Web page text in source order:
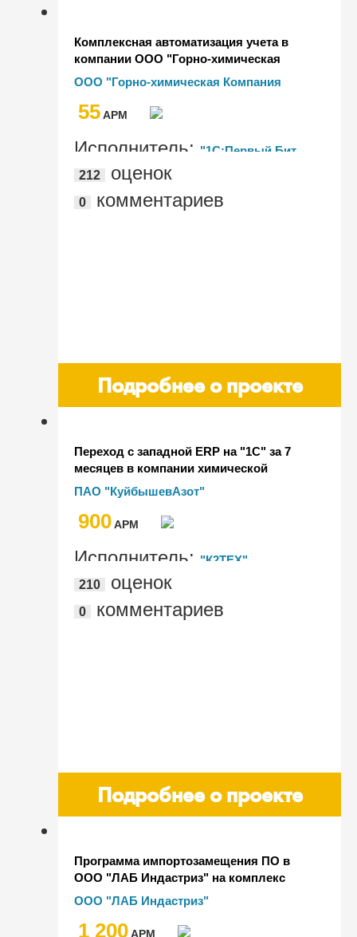
Комплексная автоматизация учета в
компании ООО "Горно-химическая
Компания "Ультра Си" на базе решения
"1С:Корпорация"
ООО "Горно-химическая Компания
55AРМ
Исполнитель: "1С:Первый Бит,
Екатеринбург, Реальная
автоматизация"
212 оценок
0 комментариев
Подробнее о проекте
Переход с западной ERP на "1С" за 7
месяцев в компании химической
отрасли "КуйбышевАзот"
ПАО "КуйбышевАзот"
900AРМ
Исполнитель: "К2ТЕХ"
210
оценок
0 комментариев
Подробнее о проекте
Программа импортозамещения ПО в
ООО "ЛАБ Индастриз" на комплекс
продуктов 1С
ООО "ЛАБ Индастриз"
1 200AРМ